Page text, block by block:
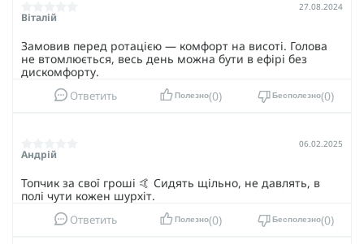
Віталій
27.08.2024
Замовив перед ротацією — комфорт на висоті. Голова
не втомлюється, весь день можна бути в ефірі без
дискомфорту.
Ответить Полезно 0 Бесполезно 0
Андрій
06.02.2025
Топчик за свої гроші 🤙 Сидять щільно, не давлять, в
полі чути кожен шурхіт.
Ответить Полезно 0 Бесполезно 0